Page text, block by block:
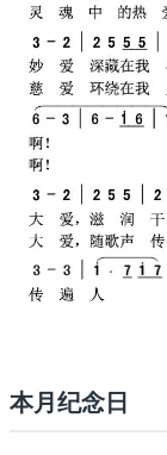
本月纪念日